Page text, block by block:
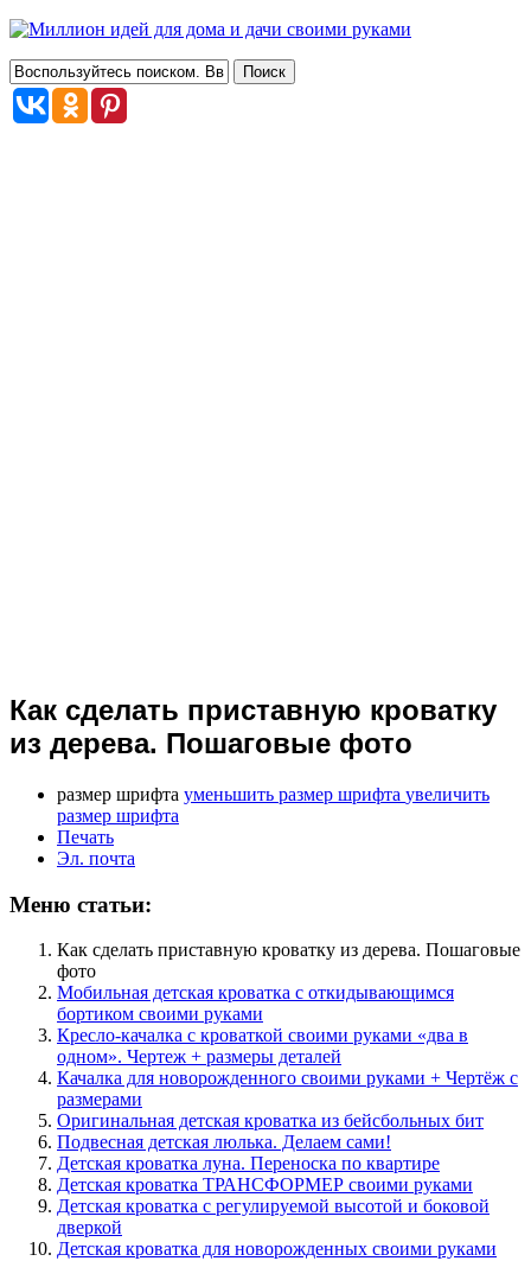
Как сделать приставную кроватку
из дерева. Пошаговые фото
размер шрифта уменьшить размер шрифта увеличить
размер шрифта
Печать
Эл. почта
Меню статьи:
Как сделать приставную кроватку из дерева. Пошаговые
фото
Мобильная детская кроватка с откидывающимся
бортиком своими руками
Кресло-качалка с кроваткой своими руками «два в
одном». Чертеж + размеры деталей
Качалка для новорожденного своими руками + Чертёж с
размерами
Оригинальная детская кроватка из бейсбольных бит
Подвесная детская люлька. Делаем сами!
Детская кроватка луна. Переноска по квартире
Детская кроватка ТРАНСФОРМЕР своими руками
Детская кроватка с регулируемой высотой и боковой
дверкой
Детская кроватка для новорожденных своими руками